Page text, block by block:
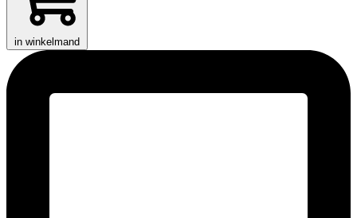
in winkelmand